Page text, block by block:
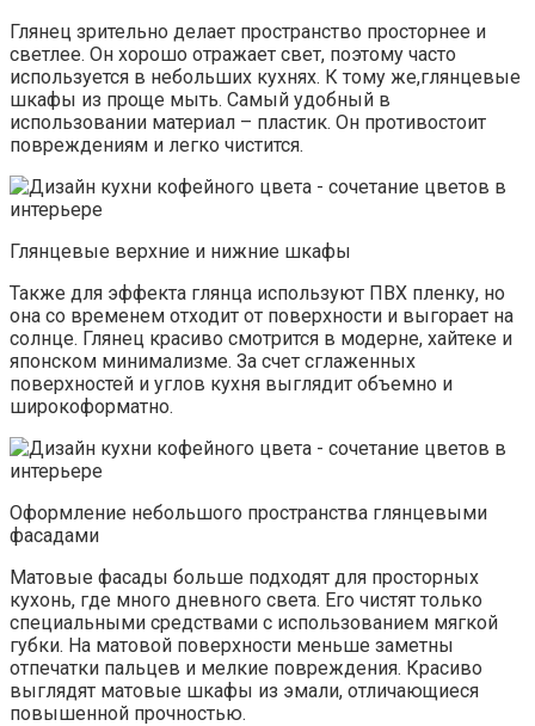
Глянец зрительно делает пространство просторнее и
светлее. Он хорошо отражает свет, поэтому часто
используется в небольших кухнях. К тому же,глянцевые
шкафы из проще мыть. Самый удобный в
использовании материал – пластик. Он противостоит
повреждениям и легко чистится.
Глянцевые верхние и нижние шкафы
Также для эффекта глянца используют ПВХ пленку, но
она со временем отходит от поверхности и выгорает на
солнце. Глянец красиво смотрится в модерне, хайтеке и
японском минимализме. За счет сглаженных
поверхностей и углов кухня выглядит объемно и
широкоформатно.
Оформление небольшого пространства глянцевыми
фасадами
Матовые фасады больше подходят для просторных
кухонь, где много дневного света. Его чистят только
специальными средствами с использованием мягкой
губки. На матовой поверхности меньше заметны
отпечатки пальцев и мелкие повреждения. Красиво
выглядят матовые шкафы из эмали, отличающиеся
повышенной прочностью.